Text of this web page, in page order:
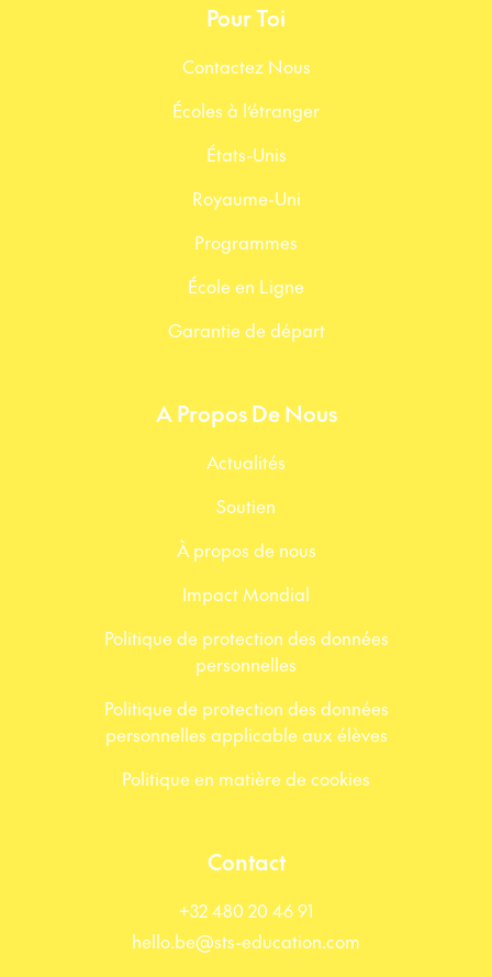
Pour Toi
Contactez Nous
Écoles à l’étranger
États-Unis
Royaume-Uni
Programmes
École en Ligne
Garantie de départ
A Propos De Nous
Actualités
Soutien
À propos de nous
Impact Mondial
Politique de protection des données
personnelles
Politique de protection des données
personnelles applicable aux élèves
Politique en matière de cookies
Contact
+32 480 20 46 91
hello.be@sts-education.com